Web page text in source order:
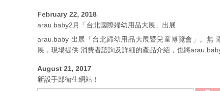
February 22, 2018
arau.baby2月「台北國際婦幼用品大展」出展
arau.baby 出展「台北婦幼用品大展暨兒童博覽會」。無
展，現場提供 消費者諮詢及詳細的產品介紹，也將
August 21, 2017
新設手部衛生網站！